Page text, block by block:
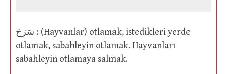
سَرَحَ : (Hayvanlar) otlamak, istedikleri yerde
otlamak, sabahleyin otlamak. Hayvanları
sabahleyin otlamaya salmak.